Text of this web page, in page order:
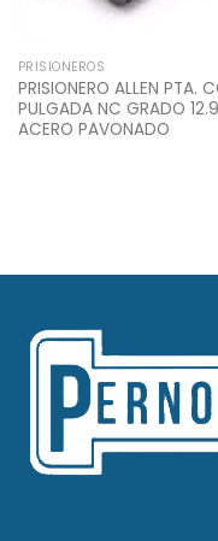
PRISIONEROS
PRISIONERO ALLEN PTA.
PULGADA NC GRADO 12.9
ACERO PAVONADO